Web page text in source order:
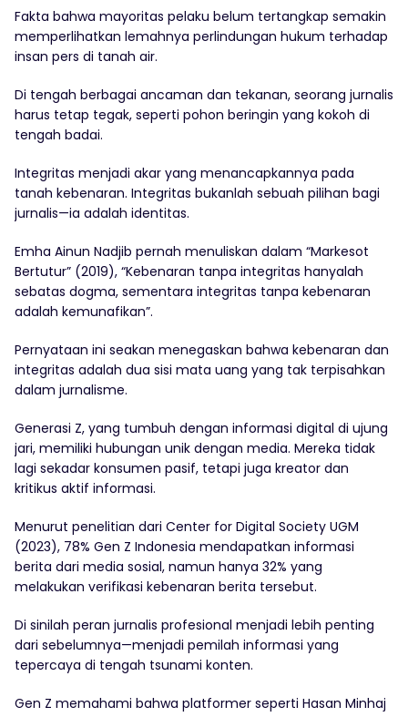
Fakta bahwa mayoritas pelaku belum tertangkap semakin
memperlihatkan lemahnya perlindungan hukum terhadap
insan pers di tanah air.
Di tengah berbagai ancaman dan tekanan, seorang jurnalis
harus tetap tegak, seperti pohon beringin yang kokoh di
tengah badai.
Integritas menjadi akar yang menancapkannya pada
tanah kebenaran. Integritas bukanlah sebuah pilihan bagi
jurnalis—ia adalah identitas.
Emha Ainun Nadjib pernah menuliskan dalam “Markesot
Bertutur” (2019), “Kebenaran tanpa integritas hanyalah
sebatas dogma, sementara integritas tanpa kebenaran
adalah kemunafikan”.
Pernyataan ini seakan menegaskan bahwa kebenaran dan
integritas adalah dua sisi mata uang yang tak terpisahkan
dalam jurnalisme.
Generasi Z, yang tumbuh dengan informasi digital di ujung
jari, memiliki hubungan unik dengan media. Mereka tidak
lagi sekadar konsumen pasif, tetapi juga kreator dan
kritikus aktif informasi.
Menurut penelitian dari Center for Digital Society UGM
(2023), 78% Gen Z Indonesia mendapatkan informasi
berita dari media sosial, namun hanya 32% yang
melakukan verifikasi kebenaran berita tersebut.
Di sinilah peran jurnalis profesional menjadi lebih penting
dari sebelumnya—menjadi pemilah informasi yang
tepercaya di tengah tsunami konten.
Gen Z memahami bahwa platformer seperti Hasan Minhaj